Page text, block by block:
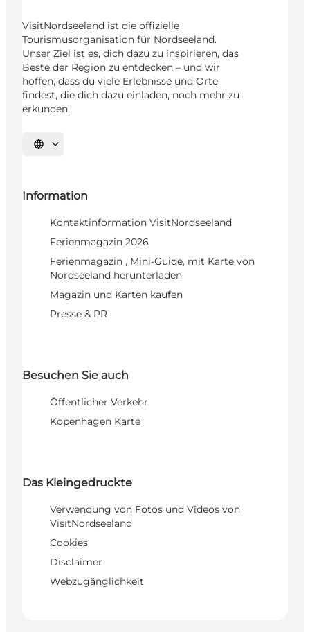
VisitNordseeland ist die offizielle
Tourismusorganisation für Nordseeland.
Unser Ziel ist es, dich dazu zu inspirieren, das
Beste der Region zu entdecken – und wir
hoffen, dass du viele Erlebnisse und Orte
findest, die dich dazu einladen, noch mehr zu
erkunden.
Sprache auswählen
Information
Kontaktinformation VisitNordseeland
Ferienmagazin 2026
Ferienmagazin , Mini-Guide, mit Karte von
Nordseeland herunterladen
Magazin und Karten kaufen
Presse & PR
Besuchen Sie auch
Öffentlicher Verkehr
Kopenhagen Karte
Das Kleingedruckte
Verwendung von Fotos und Videos von
VisitNordseeland
Cookies
Disclaimer
Webzugänglichkeit